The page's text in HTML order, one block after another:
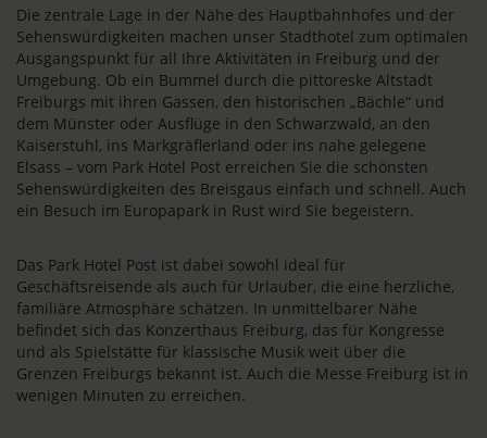
Die zentrale Lage in der Nähe des Hauptbahnhofes und der
Sehenswürdigkeiten machen unser Stadthotel zum optimalen
Ausgangspunkt für all Ihre Aktivitäten in Freiburg und der
Umgebung. Ob ein Bummel durch die pittoreske Altstadt
Freiburgs mit ihren Gassen, den historischen „Bächle“ und
dem Münster oder Ausflüge in den Schwarzwald, an den
Kaiserstuhl, ins Markgräflerland oder ins nahe gelegene
Elsass – vom Park Hotel Post erreichen Sie die schönsten
Sehenswürdigkeiten des Breisgaus einfach und schnell. Auch
ein Besuch im Europapark in Rust wird Sie begeistern.
Das Park Hotel Post ist dabei sowohl ideal für
Geschäftsreisende als auch für Urlauber, die eine herzliche,
familiäre Atmosphäre schätzen. In unmittelbarer Nähe
befindet sich das Konzerthaus Freiburg, das für Kongresse
und als Spielstätte für klassische Musik weit über die
Grenzen Freiburgs bekannt ist. Auch die Messe Freiburg ist in
wenigen Minuten zu erreichen.